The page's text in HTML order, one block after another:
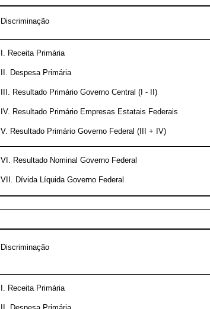
Discriminação
I. Receita Primária
II. Despesa Primária
III. Resultado Primário Governo Central (I - II)
IV. Resultado Primário Empresas Estatais Federais
V. Resultado Primário Governo Federal (III + IV)
VI. Resultado Nominal Governo Federal
VII. Dívida Líquida Governo Federal
Discriminação
I. Receita Primária